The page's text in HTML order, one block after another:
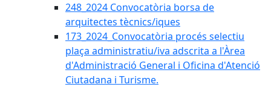
248_2024 Convocatòria borsa de
arquitectes tècnics/iques
173_2024_Convocatòria procés selectiu
plaça administratiu/iva adscrita a l'Àrea
d'Administració General i Oficina d'Atenció
Ciutadana i Turisme.